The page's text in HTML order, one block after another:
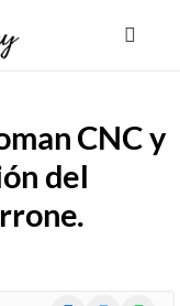
CNC y
del